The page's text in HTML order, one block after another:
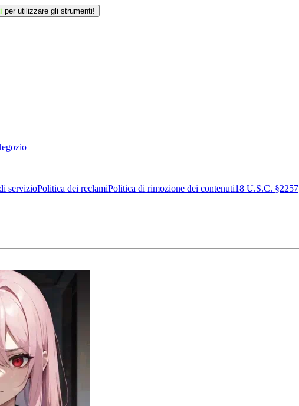
per utilizzare gli strumenti!
servizioPolitica dei reclamiPolitica di rimozione dei contenuti18 U.S.C. §2257